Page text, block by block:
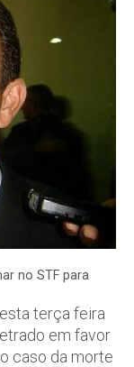
no STF para
terça feira
em favor
caso da morte